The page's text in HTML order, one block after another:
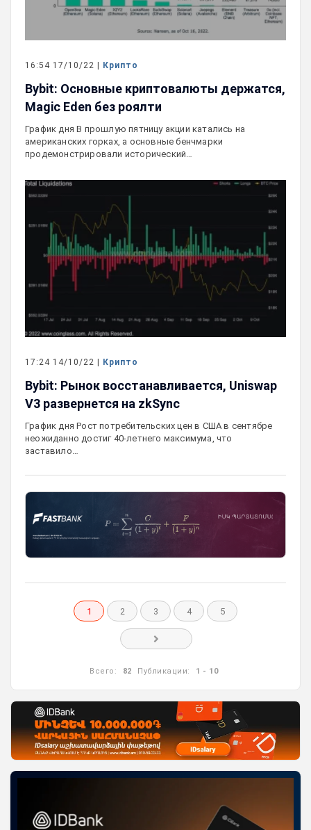
16:54 17/10/22 | Крипто
Bybit: Основные криптовалюты держатся,
Magic Eden без роялти
График дня В прошлую пятницу акции катались на
американских горках, а основные бенчмарки
продемонстрировали исторический…
17:24 14/10/22 | Крипто
Bybit: Рынок восстанавливается, Uniswap
V3 развернется на zkSync
График дня Рост потребительских цен в США в сентябре
неожиданно достиг 40-летнего максимума, что
заставило…
1 2 3 4 5
Всего: 82 Публикации: 1 - 10